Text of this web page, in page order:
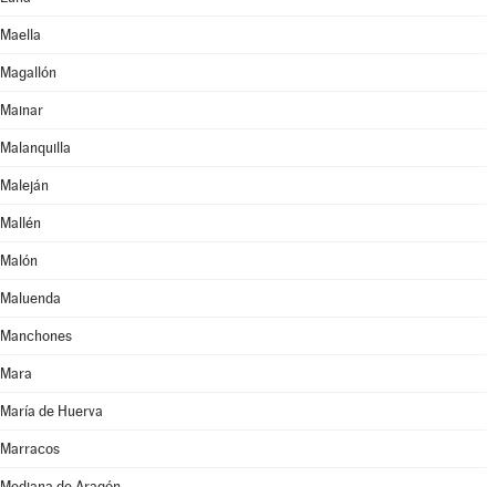
Maella
Magallón
Mainar
Malanquilla
Maleján
Mallén
Malón
Maluenda
Manchones
Mara
María de Huerva
Marracos